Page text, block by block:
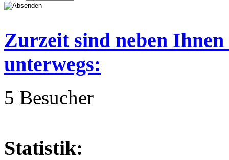
Zurzeit sind neben
unterwegs:
5 Besucher
Statistik: